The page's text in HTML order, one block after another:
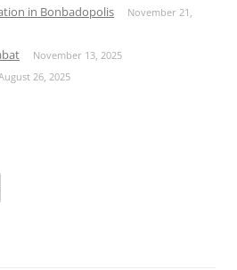
in Bonbadopolis
November 21,
November 13, 2025
26, 2025